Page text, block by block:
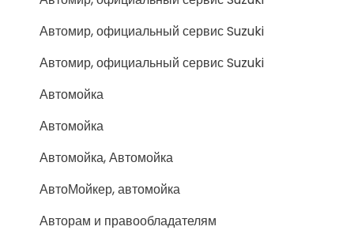
Автомир, официальный сервис Suzuki
Автомир, официальный сервис Suzuki
Автомойка
Автомойка
Автомойка, Автомойка
АвтоМойкер, автомойка
Авторам и правообладателям